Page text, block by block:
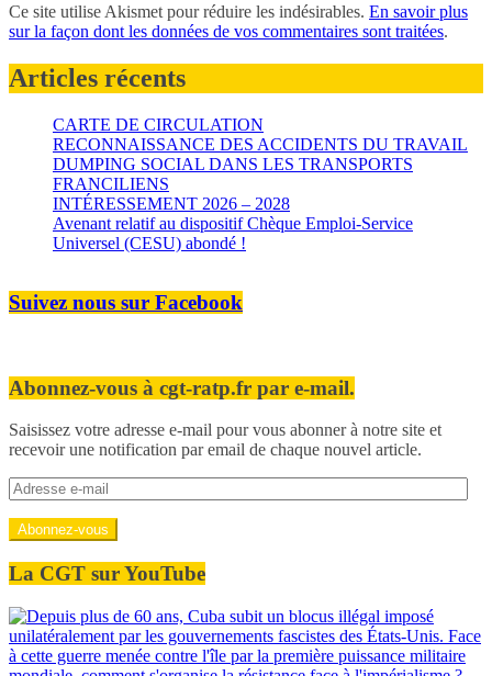
Ce site utilise Akismet pour réduire les indésirables. En savoir plus
sur la façon dont les données de vos commentaires sont traitées.
Articles récents
CARTE DE CIRCULATION
RECONNAISSANCE DES ACCIDENTS DU TRAVAIL
DUMPING SOCIAL DANS LES TRANSPORTS
FRANCILIENS
INTÉRESSEMENT 2026 – 2028
Avenant relatif au dispositif Chèque Emploi-Service
Universel (CESU) abondé !
Suivez nous sur Facebook
Abonnez-vous à cgt-ratp.fr par e-mail.
Saisissez votre adresse e-mail pour vous abonner à notre site et
recevoir une notification par email de chaque nouvel article.
Adresse
e-
mail
Abonnez-vous
La CGT sur YouTube